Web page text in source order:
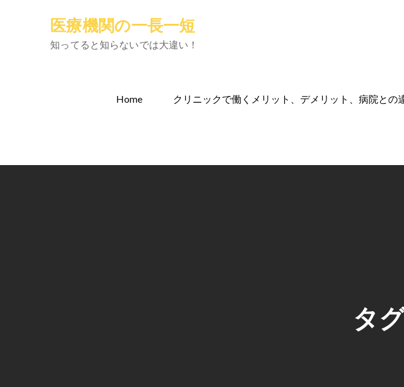
医療機関の一長一短
知ってると知らないでは大違い！
Home クリニックで働くメリット、デメリット、病院との
タ